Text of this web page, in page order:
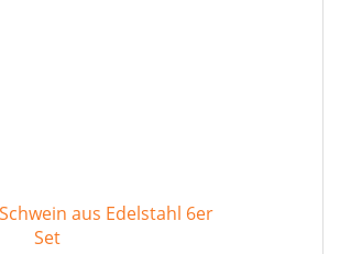
aus Edelstahl 6er
Set